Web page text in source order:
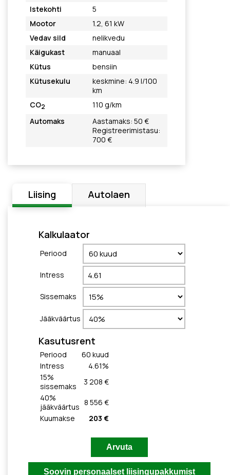
Istekohti
5
Mootor
1.2, 61 kW
Vedav sild
nelikvedu
Käigukast
manuaal
Kütus
bensiin
Kütusekulu
keskmine: 4.9 l/100
km
CO2
110 g/km
Automaks
Aastamaks: 50 €
Registreerimistasu:
700 €
Liising Autolaen
Kalkulaator
Periood
Intress
Sissemaks
Jääkväärtus
Kasutusrent
Periood 60 kuud
Intress
4.61%
15%
sissemaks
3 208 €
40%
jääkväärtus 8 556 €
Kuumakse
203 €